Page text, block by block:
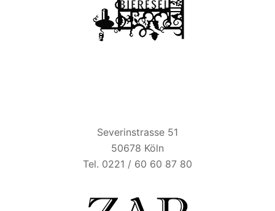
Severinstrasse 51
50678 Köln
Tel. 0221 / 60 60 87 80